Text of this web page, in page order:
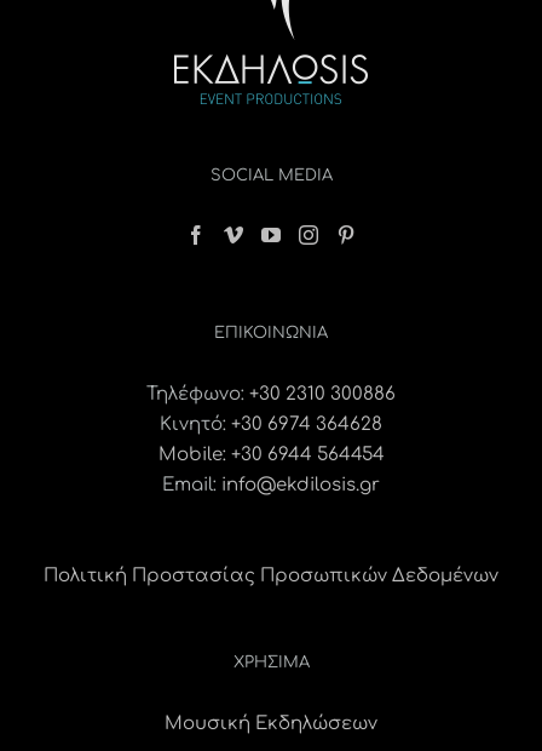
SOCIAL MEDIA
ΕΠΙΚΟΙΝΩΝΊΑ
Τηλέφωνο: +30 2310 300886
Κινητό: +30 6974 364628
Mobile: +30 6944 564454
Email: info@ekdilosis.gr
Πολιτική Προστασίας Προσωπικών Δεδομένων
ΧΡΗΣΙΜΑ
Μουσική Εκδηλώσεων